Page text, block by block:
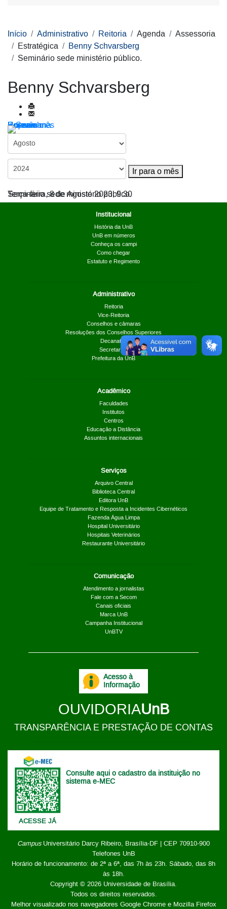
Início Administrativo Reitoria Agenda
Assessoria
Estratégica
Benny Schvarsberg
Seminário sede ministério público.
Benny Schvarsberg
Por ano
Por mês
Por semana
Hoje
Ir para o mês
Ir para o mês
Seminário sede ministério público.
Terça-feira, 8 de Agosto 2023, 9:30
Institucional
História da UnB
UnB em números
Conheça os campi
Como chegar
Estatuto e Regimento
Administrativo
Reitoria
Vice-Reitoria
Conselhos e câmaras
Resoluções dos Conselhos Superiores
Decanatos
Secretarias
Prefeitura da UnB
Acadêmico
Faculdades
Institutos
Centros
Educação a Distância
Assuntos internacionais
Serviços
Arquivo Central
Biblioteca Central
Editora UnB
Equipe de Tratamento e Resposta a Incidentes Cibernéticos
Fazenda Água Limpa
Hospital Universitário
Hospitais Veterinários
Restaurante Universitário
Comunicação
Atendimento a jornalistas
Fale com a Secom
Canais oficiais
Marca UnB
Campanha Institucional
UnBTV
ACESSE JÁ
Consulte aqui o cadastro da instituição no
sistema e-MEC
CampusUniversitário Darcy Ribeiro, Brasília-DF | CEP 70910-900
Telefones UnB
Horário de funcionamento: de 2ª a 6ª, das 7h às 23h. Sábado, das 8h
às 18h.
Copyright © 2026 Universidade de Brasília.
Todos os direitos reservados.
Melhor visualizado nos navegadores Google Chrome e Mozilla Firefox
Acesso à
Informação
OUVIDORIAUnB
TRANSPARÊNCIA E PRESTAÇÃO DE CONTAS